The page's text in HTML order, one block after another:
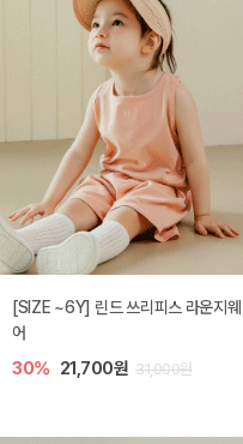
[SIZE ~6Y] 린드 쓰리피스 라운지웨
어
30% 21,700원 31,000원